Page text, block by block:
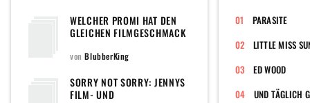
WELCHER PROMI HAT DEN
GLEICHEN FILMGESCHMACK
vonBlubberKing
SORRY NOT SORRY: JENNYS
FILM- UND
PARASITE
LITTLE MISS
ED WOOD